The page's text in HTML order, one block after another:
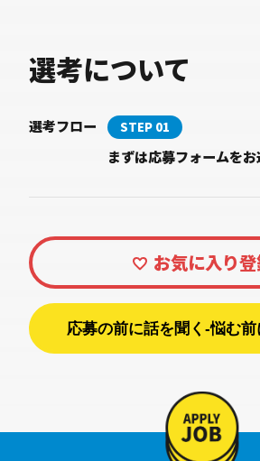
選考について
選考フロー STEP 01
まずは応募フォームを
応募の前に話を聞く-悩む